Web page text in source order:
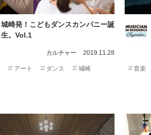
城崎発！こどもダンスカンパニー誕
生。Vol.1
カルチャー 2019.11.28
アート ダンス 城崎 音楽